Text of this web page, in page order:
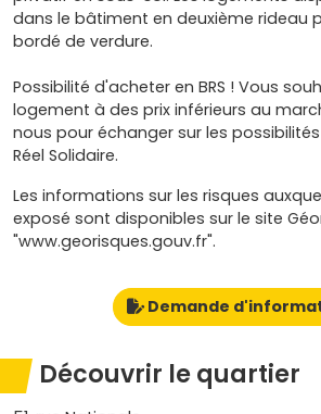
dans le bâtiment en deuxième rideau
bordé de verdure.
Possibilité d'acheter en BRS ! Vous
logement à des prix inférieurs au
nous pour échanger sur les
Réel Solidaire.
Les informations sur les risques
exposé sont disponibles sur le site
"www.georisques.gouv.fr".
Demande
Découvrir le quartier